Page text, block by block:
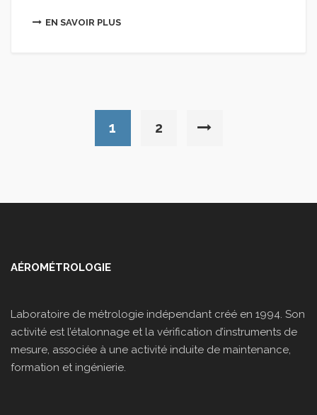
EN SAVOIR PLUS
1 2
AÉROMÉTROLOGIE
Laboratoire de métrologie indépendant créé en 1994. Son
activité est l’étalonnage et la vérification d’instruments de
mesure, associée à une activité induite de maintenance,
formation et ingénierie.